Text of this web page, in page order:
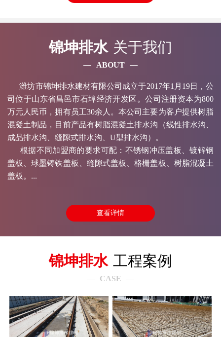
锦坤排水 关于我们
ABOUT
潍坊市锦坤排水建材有限公司成立于2017年1月19日，公
司位于山东省昌邑市石埠经济开发区。公司注册资本为800
万元人民币，拥有员工30余人。本公司主要为客户提供树脂
混凝土制品，目前产品有树脂混凝土排水沟（线性排水沟、
成品排水沟、缝隙式排水沟、U型排水沟）。
根据不同加盟商的要求可配：不锈钢冲压盖板、镀锌钢
盖板、球墨铸铁盖板、缝隙式盖板、格栅盖板、树脂混凝土
盖板。...
查看详情
锦坤排水 工程案例
CASE